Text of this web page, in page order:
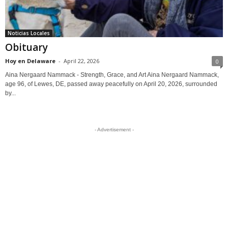
Noticias Locales
Obituary
Hoy en Delaware - April 22, 2026 0
Aina Nergaard Nammack - Strength, Grace, and Art Aina Nergaard Nammack,
age 96, of Lewes, DE, passed away peacefully on April 20, 2026, surrounded
by...
- Advertisement -